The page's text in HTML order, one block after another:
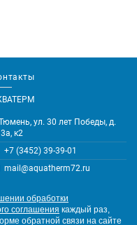
ул. 30 лет Победы, д.
к2
+7 (3452) 39-39-01
mail@aquatherm72.ru
обработки
соглашения каждый раз,
обратной связи на сайте